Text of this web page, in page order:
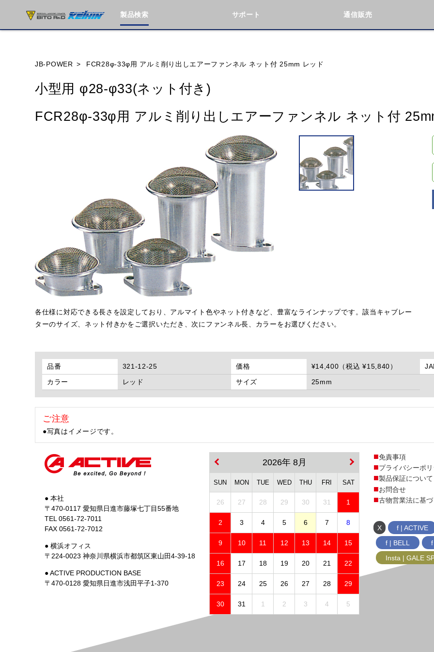
製品検索 サポート 通信販売
閉じる
JB-POWER FCR28φ-33φ用 アルミ削り出しエアーファンネル ネット付 25mm レッド
小型用 φ28-φ33(ネット付き)
FCR28φ-33φ用 アルミ削り出しエアーファンネル ネット付
各仕様に対応できる長さを設定しており、アルマイト色やネット付きなど、豊富なラインナップです。該当キャブレー
ターのサイズ、ネット付きかをご選択いただき、次にファンネル長、カラーをお選びください。
品番 321-12-25 価格 ¥14,400（税込 ¥15,840）
カラー
レッド サイズ 25mm
ご注意
●写真はイメージです。
● 本社
〒470-0117 愛知県日進市藤塚七丁目55番地
TEL 0561-72-7011
FAX 0561-72-7012
● 横浜オフィス
〒224-0023 神奈川県横浜市都筑区東山田4-39-18
● ACTIVE PRODUCTION BASE
〒470-0128 愛知県日進市浅田平子1-370
2026年 8月
SUN MON TUE WED THU FRI SAT
26 27 28 29 30 31 1
2 3 4 5 6 7 8
9 10 11 12 13 14 15
16 17 18 19 20 21 22
23 24 25 26 27 28 29
30 31 1 2 3 4 5
免責事項
プライバシーポ
製品保証について
お問合せ
古物営業法に基
X f | ACTIVE
f | BELL
Insta | GALE